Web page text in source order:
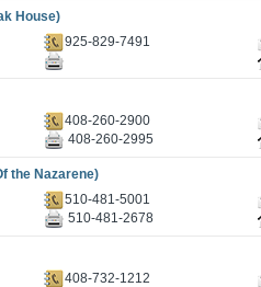
House)
925-829-7491
408-260-2900
408-260-2995
the Nazarene)
510-481-5001
510-481-2678
408-732-1212